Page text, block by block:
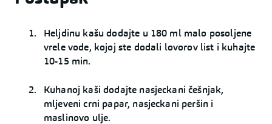
Heljdinu kašu dodajte u 180 ml malo posoljene
vrele vode, kojoj ste dodali lovorov list i kuhajte
10-15 min.
Kuhanoj kaši dodajte nasjeckani češnjak,
mljeveni crni papar, nasjeckani peršin i
maslinovo ulje.